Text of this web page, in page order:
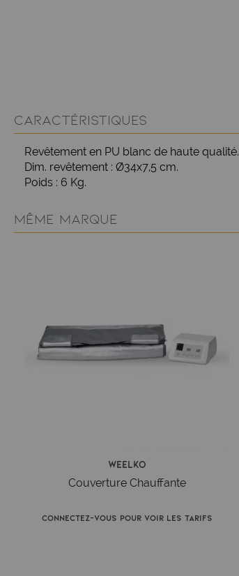
CARACTÉRISTIQUES
Revêtement en PU blanc de haute qualité.
Dim. revêtement : Ø34x7,5 cm.
Poids : 6 Kg.
MÊME MARQUE
Weelko
Couverture Chauffante
Connectez-vous pour voir les tarifs